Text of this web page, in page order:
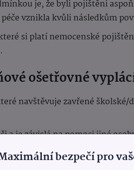
je, že byli pojištěni
vznikla kvůli následkům
si platí nemocenské
ošetřovné
navštěvuje zavřené školské/
a je závislá na pomoci jiné
10 let), jestliže kvůli povodním
péči se nachází.
bezpečí pro